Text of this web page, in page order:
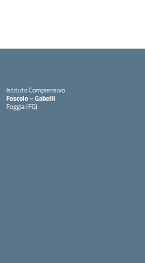
Istituto Comprensivo
Foscolo – Gabelli
Foggia (FG)
— Visita la pagina iniziale della scuola